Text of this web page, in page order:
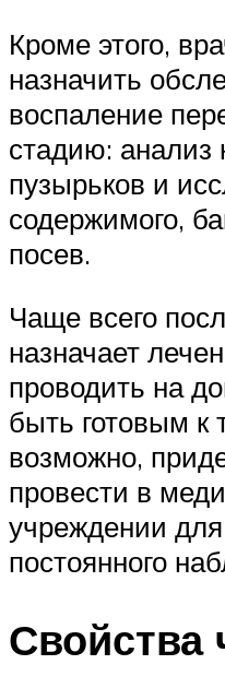
Кроме этого,
назначить
воспаление
стадию: анализ
пузырьков и
содержимого,
посев.
Чаще всего
назначает
проводить на
быть готовым к
возможно,
провести в
учреждении
постоянного
Свойства